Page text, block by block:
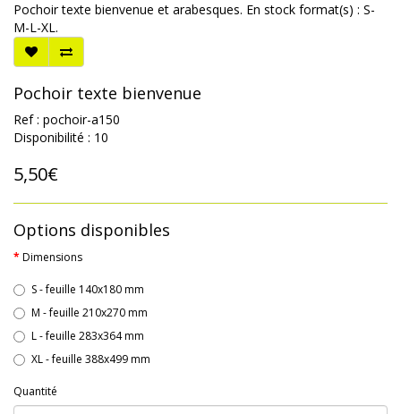
Pochoir texte bienvenue et arabesques. En stock format(s) : S-
M-L-XL.
Pochoir texte bienvenue
Ref : pochoir-a150
Disponibilité : 10
5,50€
Options disponibles
Dimensions
S - feuille 140x180 mm
M - feuille 210x270 mm
L - feuille 283x364 mm
XL - feuille 388x499 mm
Quantité